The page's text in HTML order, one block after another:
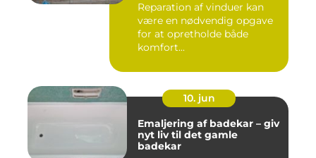
Reparation af vinduer kan
være en nødvendig opgave
for at opretholde både
komfort...
10. jun
Emaljering af badekar – giv
nyt liv til det gamle
badekar